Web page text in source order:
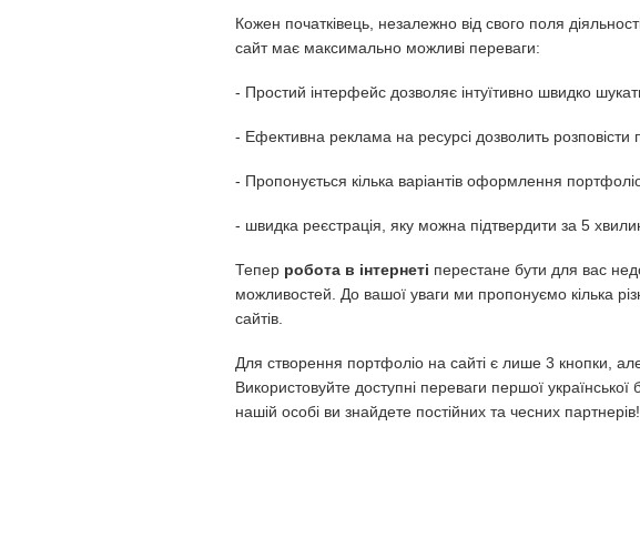
Кожен початківець, незалежно від свого поля
сайт має максимально можливі переваги:
- Простий інтерфейс дозволяє інтуїтивно швидко
- Ефективна реклама на ресурсі дозволить розповісти
- Пропонується кілька варіантів оформлення
- швидка реєстрація, яку можна підтвердити за 5
Тепер робота в інтернеті перестане бути для вас
можливостей. До вашої уваги ми пропонуємо кілька
сайтів.
Для створення портфоліо на сайті є лише 3 кнопки,
Використовуйте доступні переваги першої
нашій особі ви знайдете постійних та чесних партнерів!